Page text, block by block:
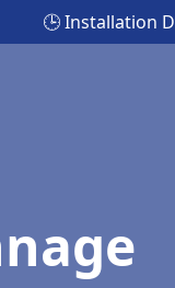
🕒 Installation